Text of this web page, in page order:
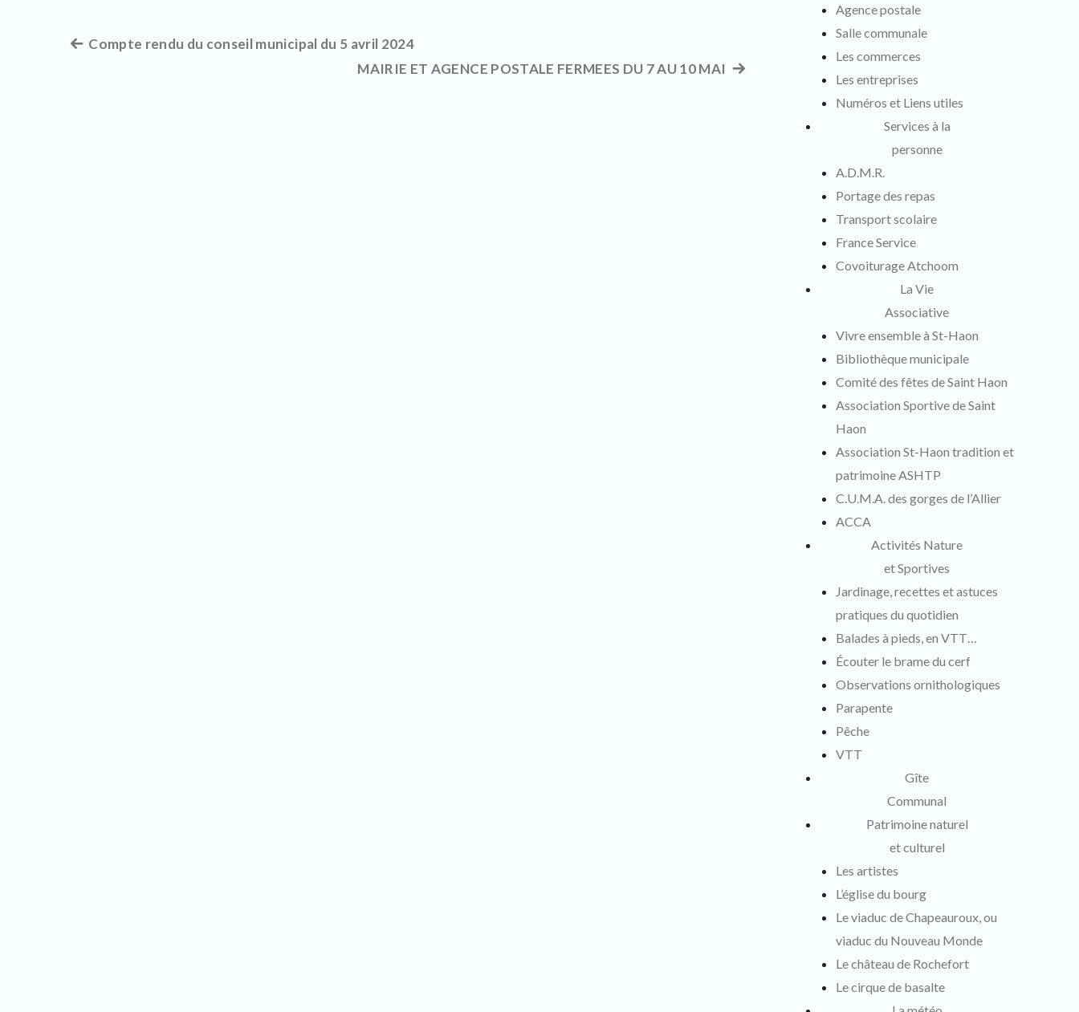
Navigation
Article
Compte rendu du conseil municipal du 5 avril 2024
MAIRIE ET AGENCE POSTALE FERMEES DU 7 AU 10 MAI Article
Agence postale
Salle communale
Les commerces
Les entreprises
Numéros et Liens utiles
Services à la
personne
A.D.M.R.
Portage des repas
Transport scolaire
France Service
Covoiturage Atchoom
La Vie
Associative
Vivre ensemble à St-Haon
Bibliothèque municipale
Comité des fêtes de Saint Haon
Association Sportive de Saint
Haon
Association St-Haon tradition et
patrimoine ASHTP
C.U.M.A. des gorges de l’Allier
ACCA
Activités Nature
et Sportives
Jardinage, recettes et astuces
pratiques du quotidien
Balades à pieds, en VTT…
Écouter le brame du cerf
Observations ornithologiques
Parapente
Pêche
VTT
Gîte
Communal
Patrimoine naturel
et culturel
Les artistes
L’église du bourg
Le viaduc de Chapeauroux, ou
viaduc du Nouveau Monde
Le château de Rochefort
Le cirque de basalte